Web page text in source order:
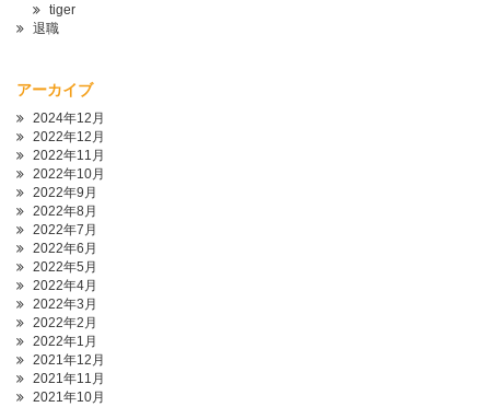
tiger
退職
アーカイブ
2024年12月
2022年12月
2022年11月
2022年10月
2022年9月
2022年8月
2022年7月
2022年6月
2022年5月
2022年4月
2022年3月
2022年2月
2022年1月
2021年12月
2021年11月
2021年10月